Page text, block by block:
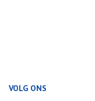
VOLG ONS